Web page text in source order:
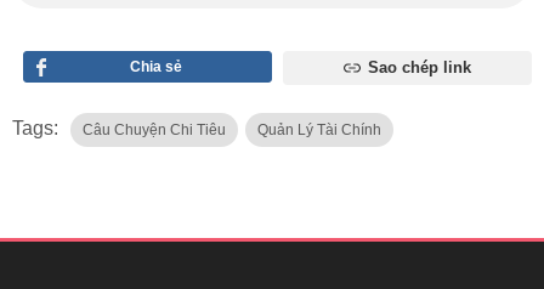
Chia sẻ Sao chép link
Tags: Câu Chuyện Chi Tiêu Quản Lý Tài Chính